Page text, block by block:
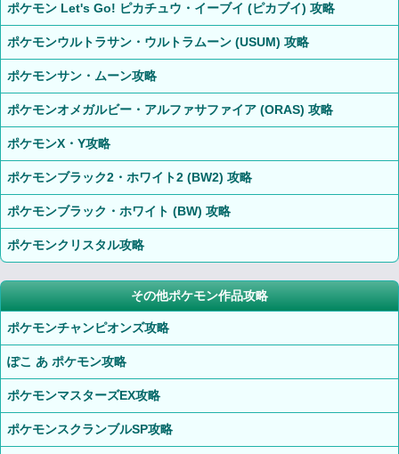
ポケモン Let's Go! ピカチュウ・イーブイ (ピカブイ) 攻略
ポケモンウルトラサン・ウルトラムーン (USUM) 攻略
ポケモンサン・ムーン攻略
ポケモンオメガルビー・アルファサファイア (ORAS) 攻略
ポケモンX・Y攻略
ポケモンブラック2・ホワイト2 (BW2) 攻略
ポケモンブラック・ホワイト (BW) 攻略
ポケモンクリスタル攻略
その他ポケモン作品攻略
ポケモンチャンピオンズ攻略
ぽこ あ ポケモン攻略
ポケモンマスターズEX攻略
ポケモンスクランブルSP攻略